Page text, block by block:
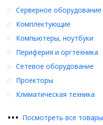
Серверное оборудование
Комплектующие
Компьютеры, ноутбуки
Периферия и оргтехника
Сетевое оборудование
Проекторы
Климатическая техника
••• Посмотреть все товары